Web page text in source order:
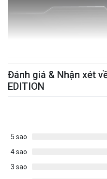
Đánh giá & Nhận xét
EDITION
5 sao
4 sao
3 sao